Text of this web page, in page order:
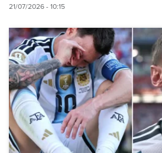
21/07/2026 - 10:15